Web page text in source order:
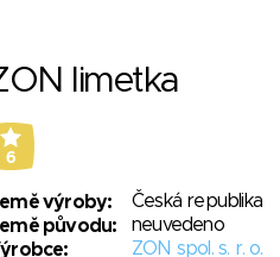
limetka
6
výroby:
Česká republika
původu:
neuvedeno
ZON spol. s. r. o.